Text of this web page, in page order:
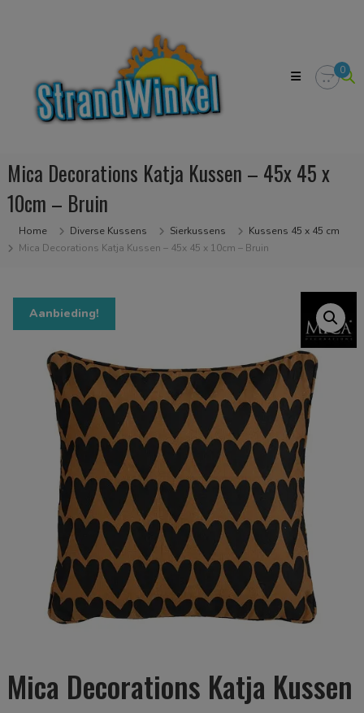
zodat
strandgevoel
in
huis
kan
halen
0
Mica Decorations Katja Kussen – 45x 45 x
10cm – Bruin
Home Diverse Kussens Sierkussens
Kussens 45 x 45 cm
Mica Decorations Katja Kussen – 45x 45 x 10cm – Bruin
Aanbieding!
Mica Decorations Katja Kussen